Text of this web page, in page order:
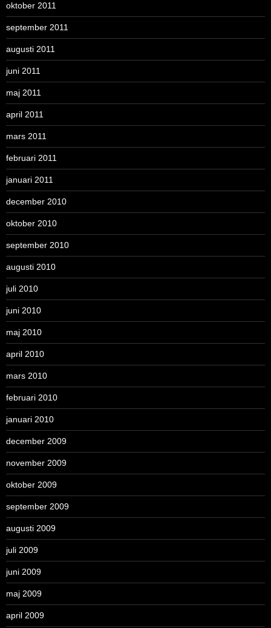
oktober 2011
september 2011
augusti 2011
juni 2011
maj 2011
april 2011
mars 2011
februari 2011
januari 2011
december 2010
oktober 2010
september 2010
augusti 2010
juli 2010
juni 2010
maj 2010
april 2010
mars 2010
februari 2010
januari 2010
december 2009
november 2009
oktober 2009
september 2009
augusti 2009
juli 2009
juni 2009
maj 2009
april 2009